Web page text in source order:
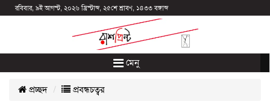
রবিবার, ৯ই আগস্ট, ২০২৬ খ্রিস্টাব্দ, ২৫শে শ্রাবণ, ১৪৩৩ বঙ্গাব্দ
মেনু
প্রচ্ছদ প্রবন্ধচত্বর